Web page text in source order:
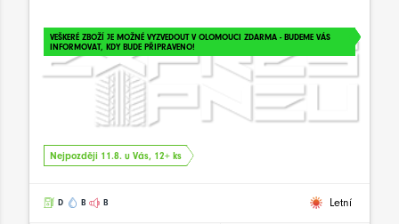
VEŠKERÉ ZBOŽÍ JE MOŽNÉ VYZVEDOUT V OLOMOUCI ZDARMA - BUDEME VÁS
INFORMOVAT, KDY BUDE PŘIPRAVENO!
Nejpozději 11.8. u Vás, 12+ ks
D B B Letní